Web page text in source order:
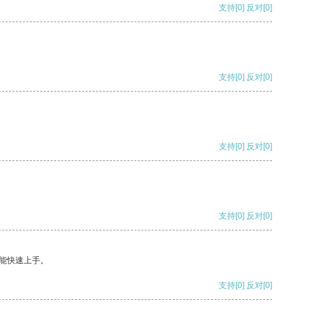
支持[0] 反对[0]
支持[0] 反对[0]
支持[0] 反对[0]
支持[0] 反对[0]
快速上手。
支持[0] 反对[0]